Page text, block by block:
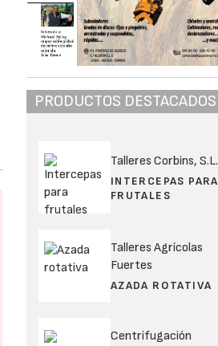
PRODUCTOS DESTACADOS
Talleres Corbins, S.L.
INTERCEPAS PARA
FRUTALES
Talleres Agrícolas
Fuertes
AZADA ROTATIVA
Centrifugación